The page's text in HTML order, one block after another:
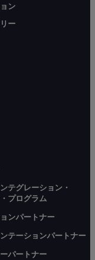
ン
ー
テグレーション・
プログラム
ンパートナー
テーションパートナー
パートナー